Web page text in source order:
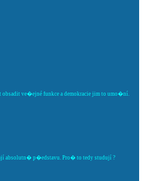
ve�ejné funkce a demokracie jim to umo�ní.
absolutn� p�edstavu. Pro� to tedy studují ?